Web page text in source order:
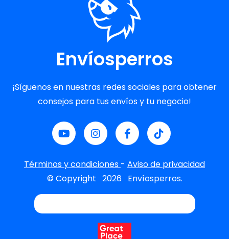
Envíosperros
¡Síguenos en nuestras redes sociales para obtener
consejos para tus envíos y tu negocio!
Términos y condiciones - Aviso de privacidad
© Copyright 2026 Envíosperros.